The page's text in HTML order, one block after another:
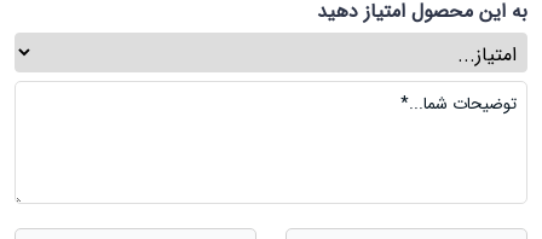
به این محصول امتیاز دهید